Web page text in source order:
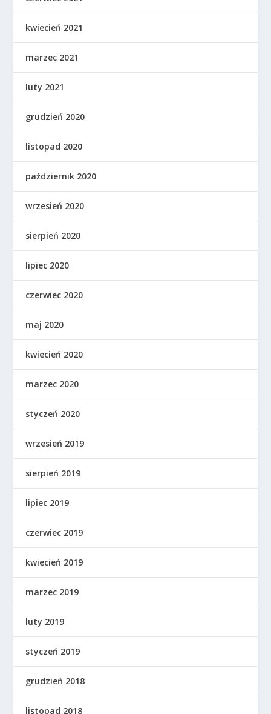
kwiecień 2021
marzec 2021
luty 2021
grudzień 2020
listopad 2020
październik 2020
wrzesień 2020
sierpień 2020
lipiec 2020
czerwiec 2020
maj 2020
kwiecień 2020
marzec 2020
styczeń 2020
wrzesień 2019
sierpień 2019
lipiec 2019
czerwiec 2019
kwiecień 2019
marzec 2019
luty 2019
styczeń 2019
grudzień 2018
listopad 2018